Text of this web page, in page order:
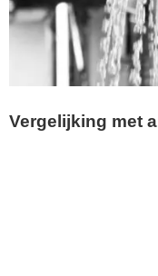
Vergelijking met